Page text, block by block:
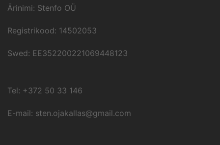
Ärinimi: Stenfo OÜ
Registrikood: 14502053
Swed: EE352200221069448123
Tel: +372 50 33 146
E-mail: sten.ojakallas@gmail.com